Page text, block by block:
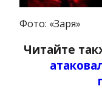
Фото: «Заря»
Читайте